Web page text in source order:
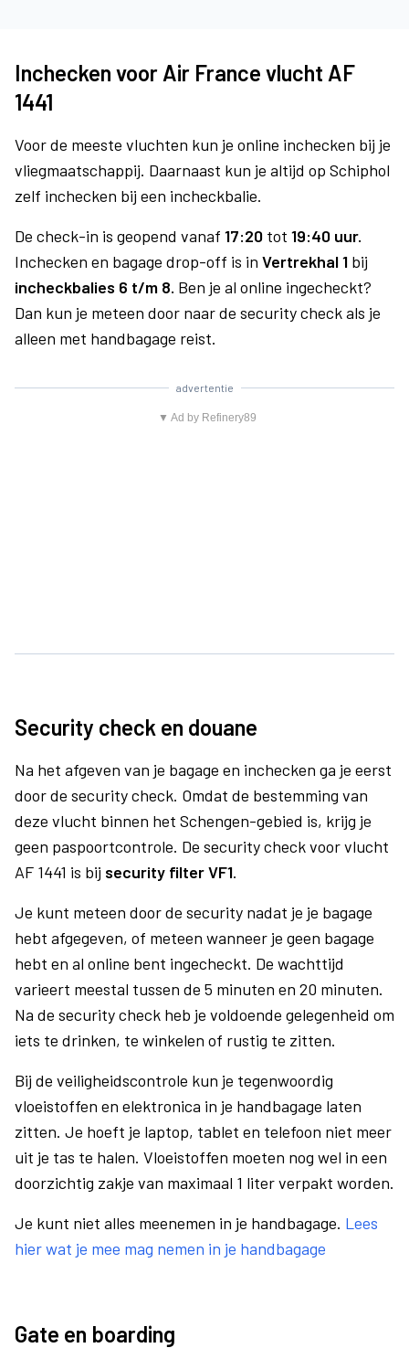
Inchecken voor Air France vlucht AF
1441
Voor de meeste vluchten kun je online inchecken bij je
vliegmaatschappij. Daarnaast kun je altijd op Schiphol
zelf inchecken bij een incheckbalie.
De check-in is geopend vanaf 17:20 tot 19:40 uur.
Inchecken en bagage drop-off is in Vertrekhal 1 bij
incheckbalies 6 t/m 8. Ben je al online ingecheckt?
Dan kun je meteen door naar de security check als je
alleen met handbagage reist.
advertentie
▼ Ad by Refinery89
Security check en douane
Na het afgeven van je bagage en inchecken ga je eerst
door de security check. Omdat de bestemming van
deze vlucht binnen het Schengen-gebied is, krijg je
geen paspoortcontrole. De security check voor vlucht
AF 1441 is bij security filter VF1.
Je kunt meteen door de security nadat je je bagage
hebt afgegeven, of meteen wanneer je geen bagage
hebt en al online bent ingecheckt. De wachttijd
varieert meestal tussen de 5 minuten en 20 minuten.
Na de security check heb je voldoende gelegenheid om
iets te drinken, te winkelen of rustig te zitten.
Bij de veiligheidscontrole kun je tegenwoordig
vloeistoffen en elektronica in je handbagage laten
zitten. Je hoeft je laptop, tablet en telefoon niet meer
uit je tas te halen. Vloeistoffen moeten nog wel in een
doorzichtig zakje van maximaal 1 liter verpakt worden.
Je kunt niet alles meenemen in je handbagage. Lees
hier wat je mee mag nemen in je handbagage
Gate en boarding